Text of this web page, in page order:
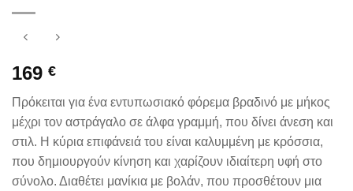
169 €
Πρόκειται για ένα εντυπωσιακό φόρεμα βραδινό με μήκος
μέχρι τον αστράγαλο σε άλφα γραμμή, που δίνει άνεση και
στιλ. Η κύρια επιφάνειά του είναι καλυμμένη με κρόσσια,
που δημιουργούν κίνηση και χαρίζουν ιδιαίτερη υφή στο
σύνολο. Διαθέτει μανίκια με βολάν, που προσθέτουν μια